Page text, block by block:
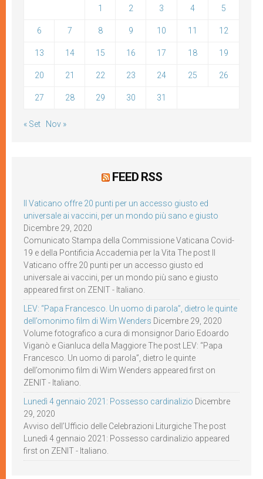
1 2 3 4 5
6 7 8 9 10 11 12
13 14 15 16 17 18 19
20 21 22 23 24 25 26
27 28 29 30 31
« Set Nov »
FEED RSS
Il Vaticano offre 20 punti per un accesso giusto ed
universale ai vaccini, per un mondo più sano e giusto
Dicembre 29, 2020
Comunicato Stampa della Commissione Vaticana Covid-
19 e della Pontificia Accademia per la Vita The post Il
Vaticano offre 20 punti per un accesso giusto ed
universale ai vaccini, per un mondo più sano e giusto
appeared first on ZENIT - Italiano.
LEV: “Papa Francesco. Un uomo di parola”, dietro le quinte
dell’omonimo film di Wim Wenders Dicembre 29, 2020
Volume fotografico a cura di monsignor Dario Edoardo
Viganò e Gianluca della Maggiore The post LEV: “Papa
Francesco. Un uomo di parola”, dietro le quinte
dell’omonimo film di Wim Wenders appeared first on
ZENIT - Italiano.
Lunedì 4 gennaio 2021: Possesso cardinalizio Dicembre
29, 2020
Avviso dell’Ufficio delle Celebrazioni Liturgiche The post
Lunedì 4 gennaio 2021: Possesso cardinalizio appeared
first on ZENIT - Italiano.